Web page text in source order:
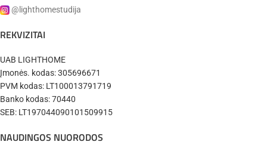
@lighthomestudija
REKVIZITAI
UAB LIGHTHOME
Įmonės. kodas: 305696671
PVM kodas: LT100013791719
Banko kodas: 70440
SEB: LT197044090101509915
NAUDINGOS NUORODOS